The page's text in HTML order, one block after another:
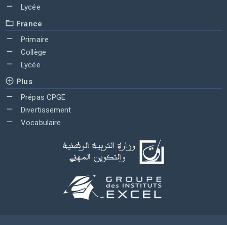
Lycée
France
Primaire
Collège
Lycée
Plus
Prépas CPGE
Divertissement
Vocabulaire